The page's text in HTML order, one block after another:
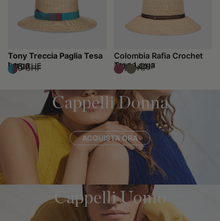
Tony Treccia Paglia Tesa
Larga
238 CHF
340 CHF
Colombia Rafia Crochet
Tesa Larga
171,50 CHF
245 CHF
Cappelli Donna
ACQUISTA ORA
Cappelli Uomo